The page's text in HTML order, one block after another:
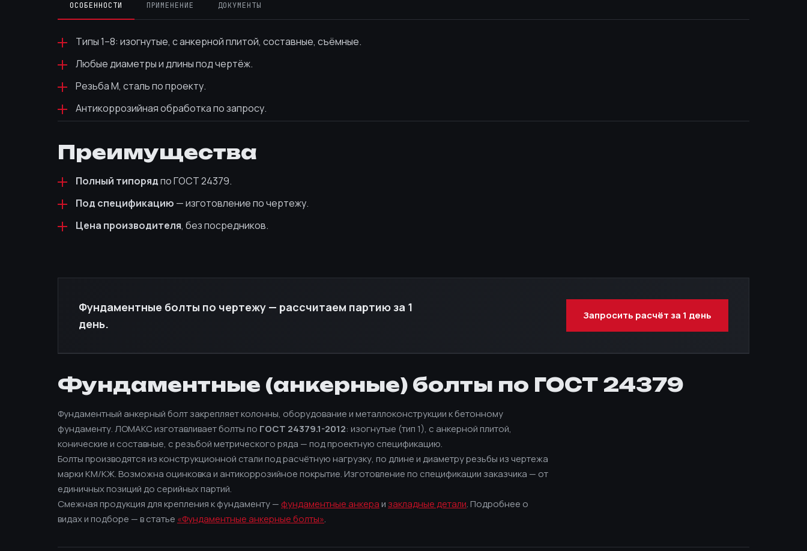
ОСОБЕННОСТИ ПРИМЕНЕНИЕ ДОКУМЕНТЫ
Типы 1–8: изогнутые, с анкерной плитой, составные, съёмные.
Любые диаметры и длины под чертёж.
Резьба М, сталь по проекту.
Антикоррозийная обработка по запросу.
Преимущества
Полный типорядпо ГОСТ 24379.
Под спецификацию — изготовление по чертежу.
Цена производителя, без посредников.
Фундаментные болты по чертежу — рассчитаем партию за 1
день.
Запросить расчёт за 1 день
Фундаментные (анкерные) болты по ГОСТ 24379
Фундаментный анкерный болт закрепляет колонны, оборудование и металлоконструкции к бетонному
фундаменту. ЛОМАКС изготавливает болты по ГОСТ 24379.1-2012: изогнутые (тип 1), с анкерной плитой,
конические и составные, с резьбой метрического ряда — под проектную спецификацию.
Болты производятся из конструкционной стали под расчётную нагрузку, по длине и диаметру резьбы из чертежа
марки КМ/КЖ. Возможна оцинковка и антикоррозийное покрытие. Изготовление по спецификации заказчика — от
единичных позиций до серийных партий.
Смежная продукция для крепления к фундаменту —фундаментные анкераизакладные детали. Подробнее о
видах и подборе — в статье «Фундаментные анкерные болты».